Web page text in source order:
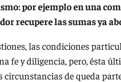
por ejemplo en una
recupere las sumas ya
las condiciones
fe y diligencia, pero, ésta
circunstancias de queda